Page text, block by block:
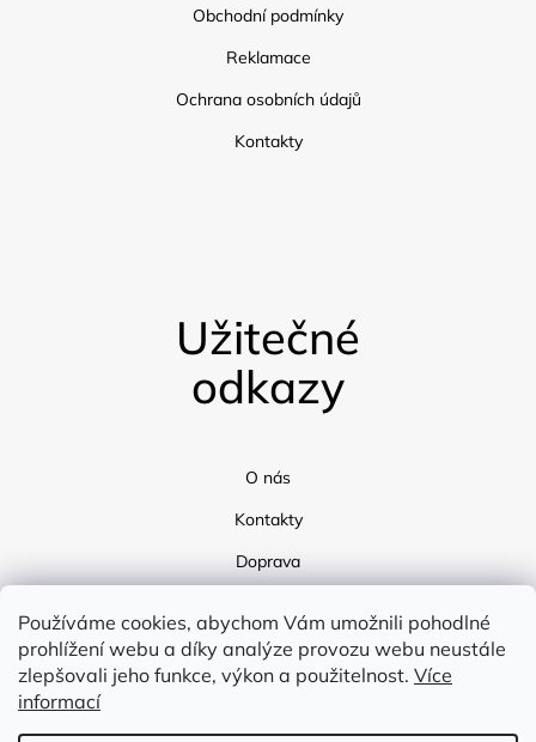
Používáme cookies, abychom Vám umožnili pohodlné
prohlížení webu a díky analýze provozu webu neustále
zlepšovali jeho funkce, výkon a použitelnost. Více
informací
Obchodní podmínky
Reklamace
Ochrana osobních údajů
Kontakty
Užitečné
odkazy
O nás
Kontakty
Doprava